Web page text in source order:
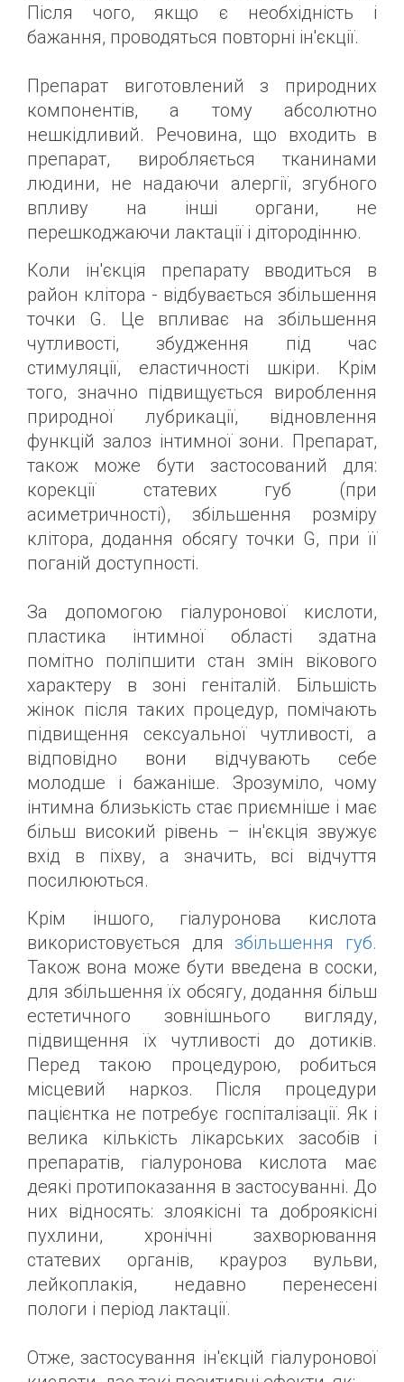
Після чого, якщо є необхідність і
бажання, проводяться повторні ін'єкції.
Препарат виготовлений з природних
компонентів, а тому абсолютно
нешкідливий. Речовина, що входить в
препарат, виробляється тканинами
людини, не надаючи алергії, згубного
впливу на інші органи, не
перешкоджаючи лактації і дітородінню.
Коли ін'єкція препарату вводиться в
район клітора - відбувається збільшення
точки G. Це впливає на збільшення
чутливості, збудження під час
стимуляції, еластичності шкіри. Крім
того, значно підвищується вироблення
природної лубрикації, відновлення
функцій залоз інтимної зони. Препарат,
також може бути застосований для:
корекції статевих губ (при
асиметричності), збільшення розміру
клітора, додання обсягу точки G, при її
поганій доступності.
За допомогою гіалуронової кислоти,
пластика інтимної області здатна
помітно поліпшити стан змін вікового
характеру в зоні геніталій. Більшість
жінок після таких процедур, помічають
підвищення сексуальної чутливості, а
відповідно вони відчувають себе
молодше і бажаніше. Зрозуміло, чому
інтимна близькість стає приємніше і має
більш високий рівень – ін'єкція звужує
вхід в піхву, а значить, всі відчуття
посилюються.
Крім іншого, гіалуронова кислота
використовується для збільшення губ.
Також вона може бути введена в соски,
для збільшення їх обсягу, додання більш
естетичного зовнішнього вигляду,
підвищення їх чутливості до дотиків.
Перед такою процедурою, робиться
місцевий наркоз. Після процедури
пацієнтка не потребує госпіталізації. Як і
велика кількість лікарських засобів і
препаратів, гіалуронова кислота має
деякі протипоказання в застосуванні. До
них відносять: злоякісні та доброякісні
пухлини, хронічні захворювання
статевих органів, крауроз вульви,
лейкоплакія, недавно перенесені
пологи і період лактації.
Отже, застосування ін'єкцій гіалуронової